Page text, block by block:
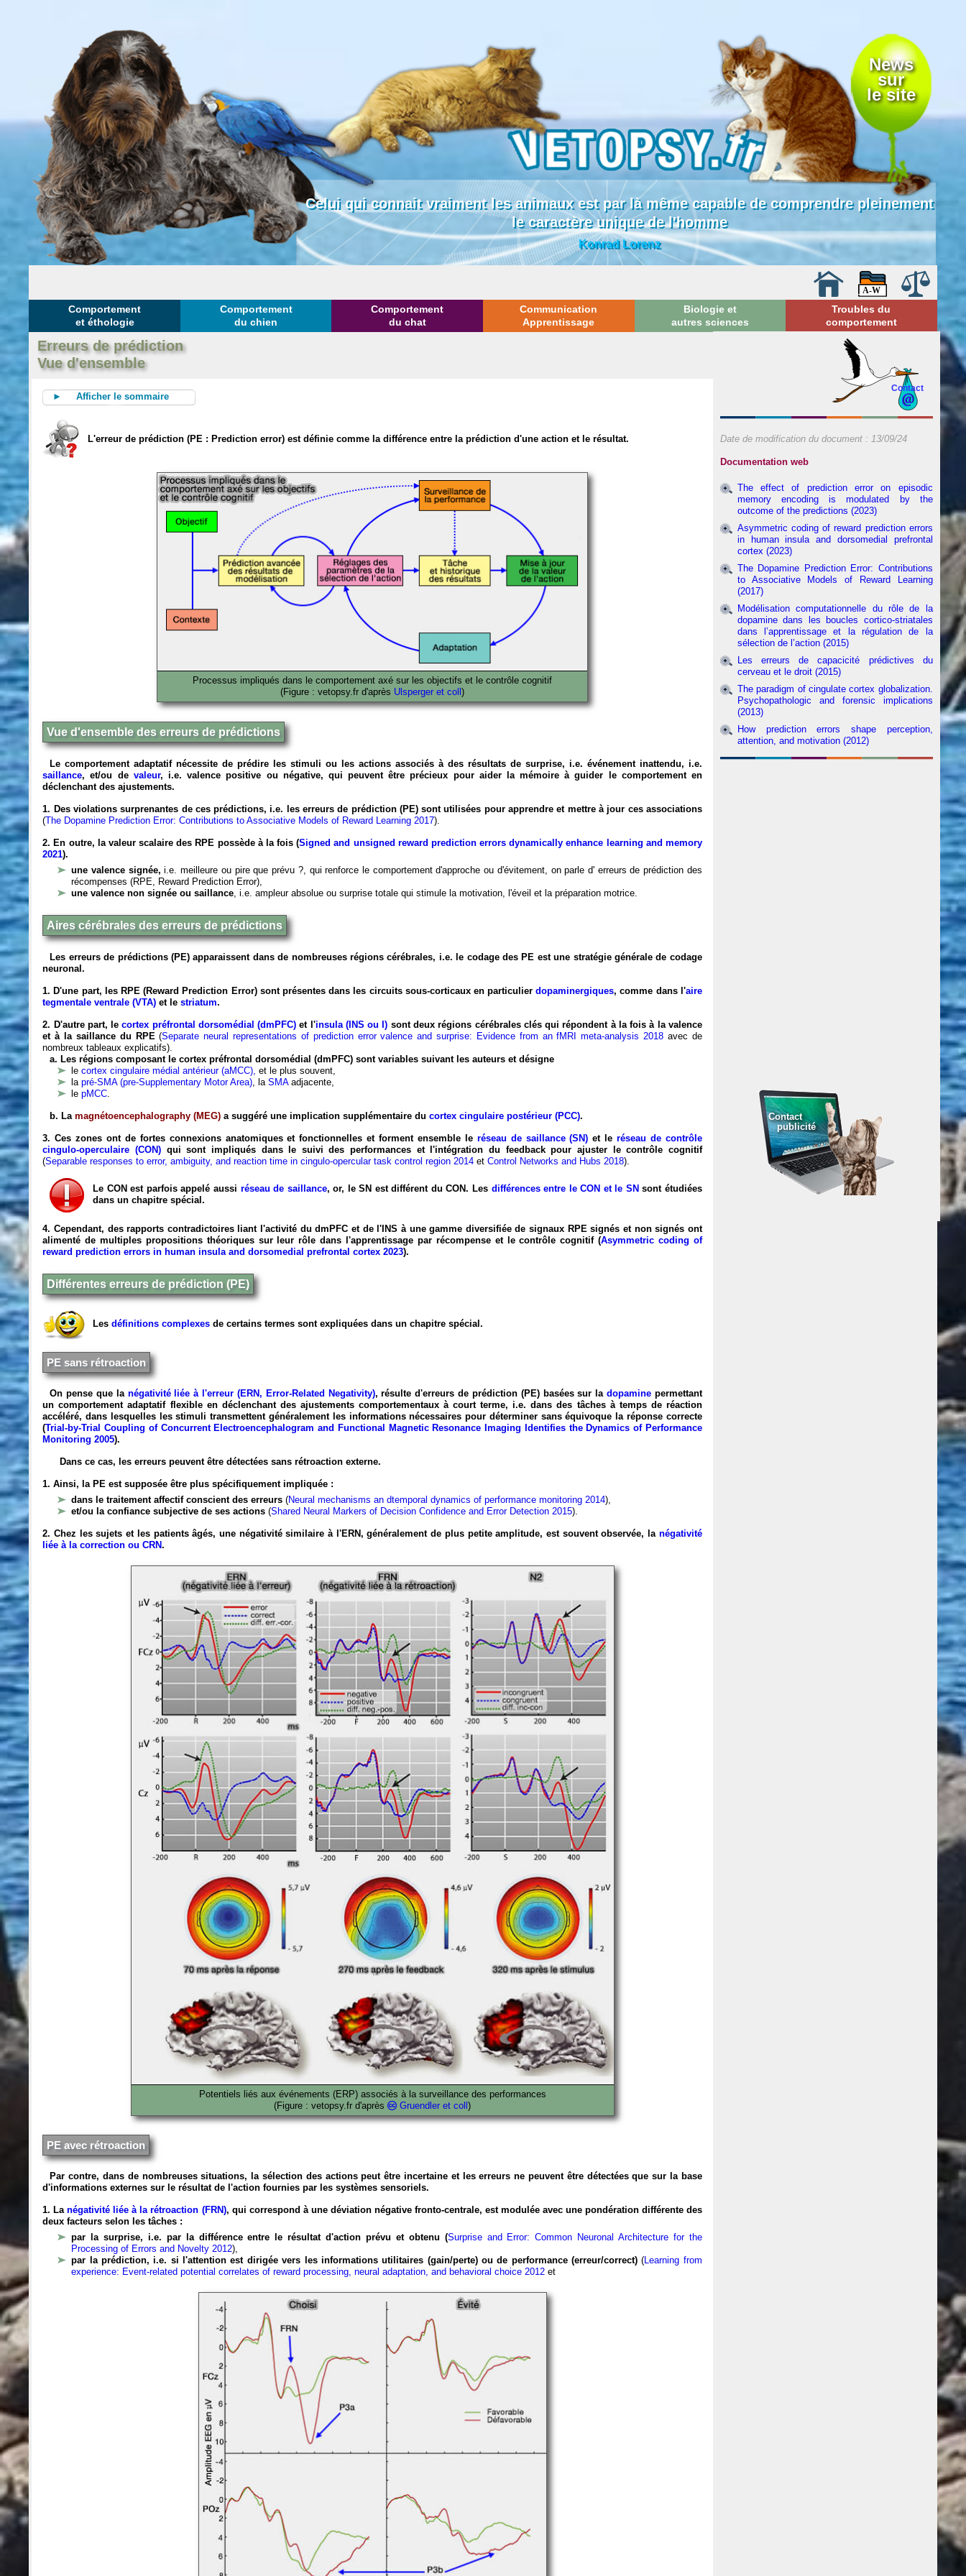
News
sur
le site
Celui qui connait vraiment les animaux est par là même capable de comprendre pleinement
le caractère unique de l'homme
Konrad Lorenz
Comportement
et éthologie
Comportement
du chien
Comportement
du chat
Communication
Apprentissage
Biologie et
autres sciences
Troubles du
comportement
Erreurs de prédiction
Vue d'ensemble
► Afficher le sommaire
L'erreur de prédiction (PE : Prediction error) est définie comme la différence entre la prédiction d'une action et le résultat.
Processus impliqués dans le comportement axé sur les objectifs et le contrôle cognitif
(Figure : vetopsy.fr d'après Ulsperger et coll)
Vue d'ensemble des erreurs de prédictions
Le comportement adaptatif nécessite de prédire les stimuli ou les actions associés à des résultats de surprise, i.e. événement inattendu, i.e.
saillance, et/ou de valeur, i.e. valence positive ou négative, qui peuvent être précieux pour aider la mémoire à guider le comportement en
déclenchant des ajustements.
1. Des violations surprenantes de ces prédictions, i.e. les erreurs de prédiction (PE)sont utilisées pour apprendre et mettre à jour ces associations
(The Dopamine Prediction Error: Contributions to Associative Models of Reward Learning 2017).
2. En outre, la valeur scalaire des RPE possède à la fois (Signed and unsigned reward prediction errors dynamically enhance learning and memory
2021).
une valence signée, i.e. meilleure ou pire que prévu ?, qui renforce le comportement d'approche ou d'évitement, on parle d'erreurs de prédiction des
récompenses (RPE, Reward Prediction Error),
une valence non signée ou saillance, i.e. ampleur absolue ou surprise totale qui stimule la motivation, l'éveil et la préparation motrice.
Aires cérébrales des erreurs de prédictions
Les erreurs de prédictions (PE) apparaissent dans de nombreuses régions cérébrales, i.e. le codage des PE est une stratégie générale de codage
neuronal.
1. D'une part, les RPE (Reward Prediction Error) sont présentes dans les circuits sous-corticaux en particulierdopaminergiques, comme dans l'aire
tegmentale ventrale (VTA) et lestriatum.
2. D'autre part, lecortex préfrontal dorsomédial (dmPFC) et l'insula (INS ou I) sont deux régions cérébrales clés qui répondent à la fois à la valence
et à la saillance du RPE(Separate neural representations of prediction error valence and surprise: Evidence from an fMRI meta‐analysis 2018 avec de
nombreux tableaux explicatifs).
a. Les régions composant le cortex préfrontal dorsomédial (dmPFC) sont variables suivant les auteurs et désigne
lecortex cingulaire médial antérieur (aMCC),et le plus souvent,
lapré-SMA (pre-Supplementary Motor Area), laSMAadjacente,
lepMCC.
b. Lamagnétoencephalography (MEG) a suggéré une implication supplémentaire ducortex cingulaire postérieur (PCC).
3. Ces zones ont de fortes connexions anatomiques et fonctionnelles et forment ensemble le réseau de saillance (SN)et leréseau de contrôle
cingulo-operculaire (CON) qui sont impliqués dans le suivi des performances et l'intégration du feedback pour ajuster le contrôle cognitif
(Separable responses to error, ambiguity, and reaction time in cingulo-opercular task control region 2014 etControl Networks and Hubs 2018).
Le CON est parfois appelé aussi réseau de saillance, or, le SN est différent du CON. Les différences entre le CON et le SN sont étudiées
dans un chapitre spécial.
4. Cependant, des rapports contradictoires liant l'activité du dmPFC et de l'INS à une gamme diversifiée de signaux RPE signés et non signés ont
alimenté de multiples propositions théoriques sur leur rôle dans l'apprentissage par récompense et le contrôle cognitif (Asymmetric coding of
reward prediction errors in human insula and dorsomedial prefrontal cortex 2023).
Différentes erreurs de prédiction (PE)
Lesdéfinitions complexes de certains termes sont expliquées dans un chapitre spécial.
PE sans rétroaction
On pense que la négativité liée à l'erreur (ERN, Error-Related Negativity), résulte d'erreurs de prédiction (PE) basées sur ladopamine permettant
un comportement adaptatif flexible en déclenchant des ajustements comportementaux à court terme, i.e. dans des tâches à temps de réaction
accéléré, dans lesquelles les stimuli transmettent généralement les informations nécessaires pour déterminer sans équivoque la réponse correcte
(Trial-by-Trial Coupling of Concurrent Electroencephalogram and Functional Magnetic Resonance Imaging Identifies the Dynamics of Performance
Monitoring 2005).
Dans ce cas, les erreurs peuvent être détectées sans rétroaction externe.
1. Ainsi, la PE est supposée être plus spécifiquement impliquée :
dans le traitement affectif conscient des erreurs (Neural mechanisms an dtemporal dynamics of performance monitoring 2014),
et/ou la confiance subjective de ses actions (Shared Neural Markers of Decision Confidence and Error Detection 2015).
2. Chez les sujets et les patients âgés, une négativité similaire à l'ERN, généralement de plus petite amplitude, est souvent observée, la négativité
liée à la correction ou CRN.
Potentiels liés aux événements (ERP) associés à la surveillance des performances
(Figure : vetopsy.fr d'après
Gruendler et coll)
PE avec rétroaction
Par contre, dans de nombreuses situations, la sélection des actions peut être incertaine et les erreurs ne peuvent être détectées que sur la base
d'informations externes sur le résultat de l'action fournies par les systèmes sensoriels.
1. Lanégativité liée à la rétroaction (FRN), qui correspond à une déviation négative fronto-centrale, est modulée avec une pondération différente des
deux facteurs selon les tâches :
par la surprise, i.e. par la différence entre le résultat d'action prévu et obtenu (Surprise and Error: Common Neuronal Architecture for the
Processing of Errors and Novelty 2012),
par la prédiction, i.e. si l'attention est dirigée vers les informations utilitaires (gain/perte) ou de performance (erreur/correct)( Learning from
experience: Event-related potential correlates of reward processing, neural adaptation, and behavioral choice 2012 et
Contact
Date de modification du document : 13/09/24
Documentation web
The effect of prediction error on episodic
memory encoding is modulated by the
outcome of the predictions (2023)
Asymmetric coding of reward prediction errors
in human insula and dorsomedial prefrontal
cortex (2023)
The Dopamine Prediction Error: Contributions
to Associative Models of Reward Learning
(2017)
Modélisation computationnelle du rôle de la
dopamine dans les boucles cortico-striatales
dans l’apprentissage et la régulation de la
sélection de l’action (2015)
Les erreurs de capacicité prédictives du
cerveau et le droit (2015)
The paradigm of cingulate cortex globalization.
Psychopathologic and forensic implications
(2013)
How prediction errors shape perception,
attention, and motivation (2012)
Contact
publicité